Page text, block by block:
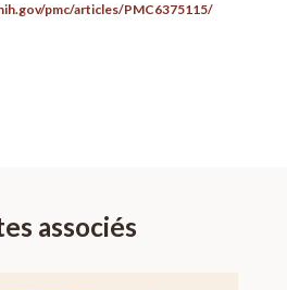
pmc/articles/PMC6375115/
associés